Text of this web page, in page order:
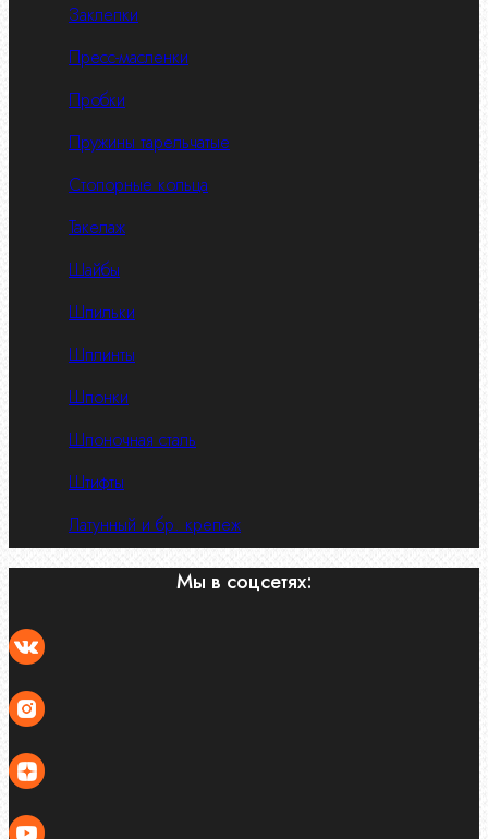
Заклепки
Пресс-масленки
Пробки
Пружины тарельчатые
Стопорные кольца
Такелаж
Шайбы
Шпильки
Шплинты
Шпонки
Шпоночная сталь
Штифты
Латунный и бр. крепеж
Мы в соцсетях: